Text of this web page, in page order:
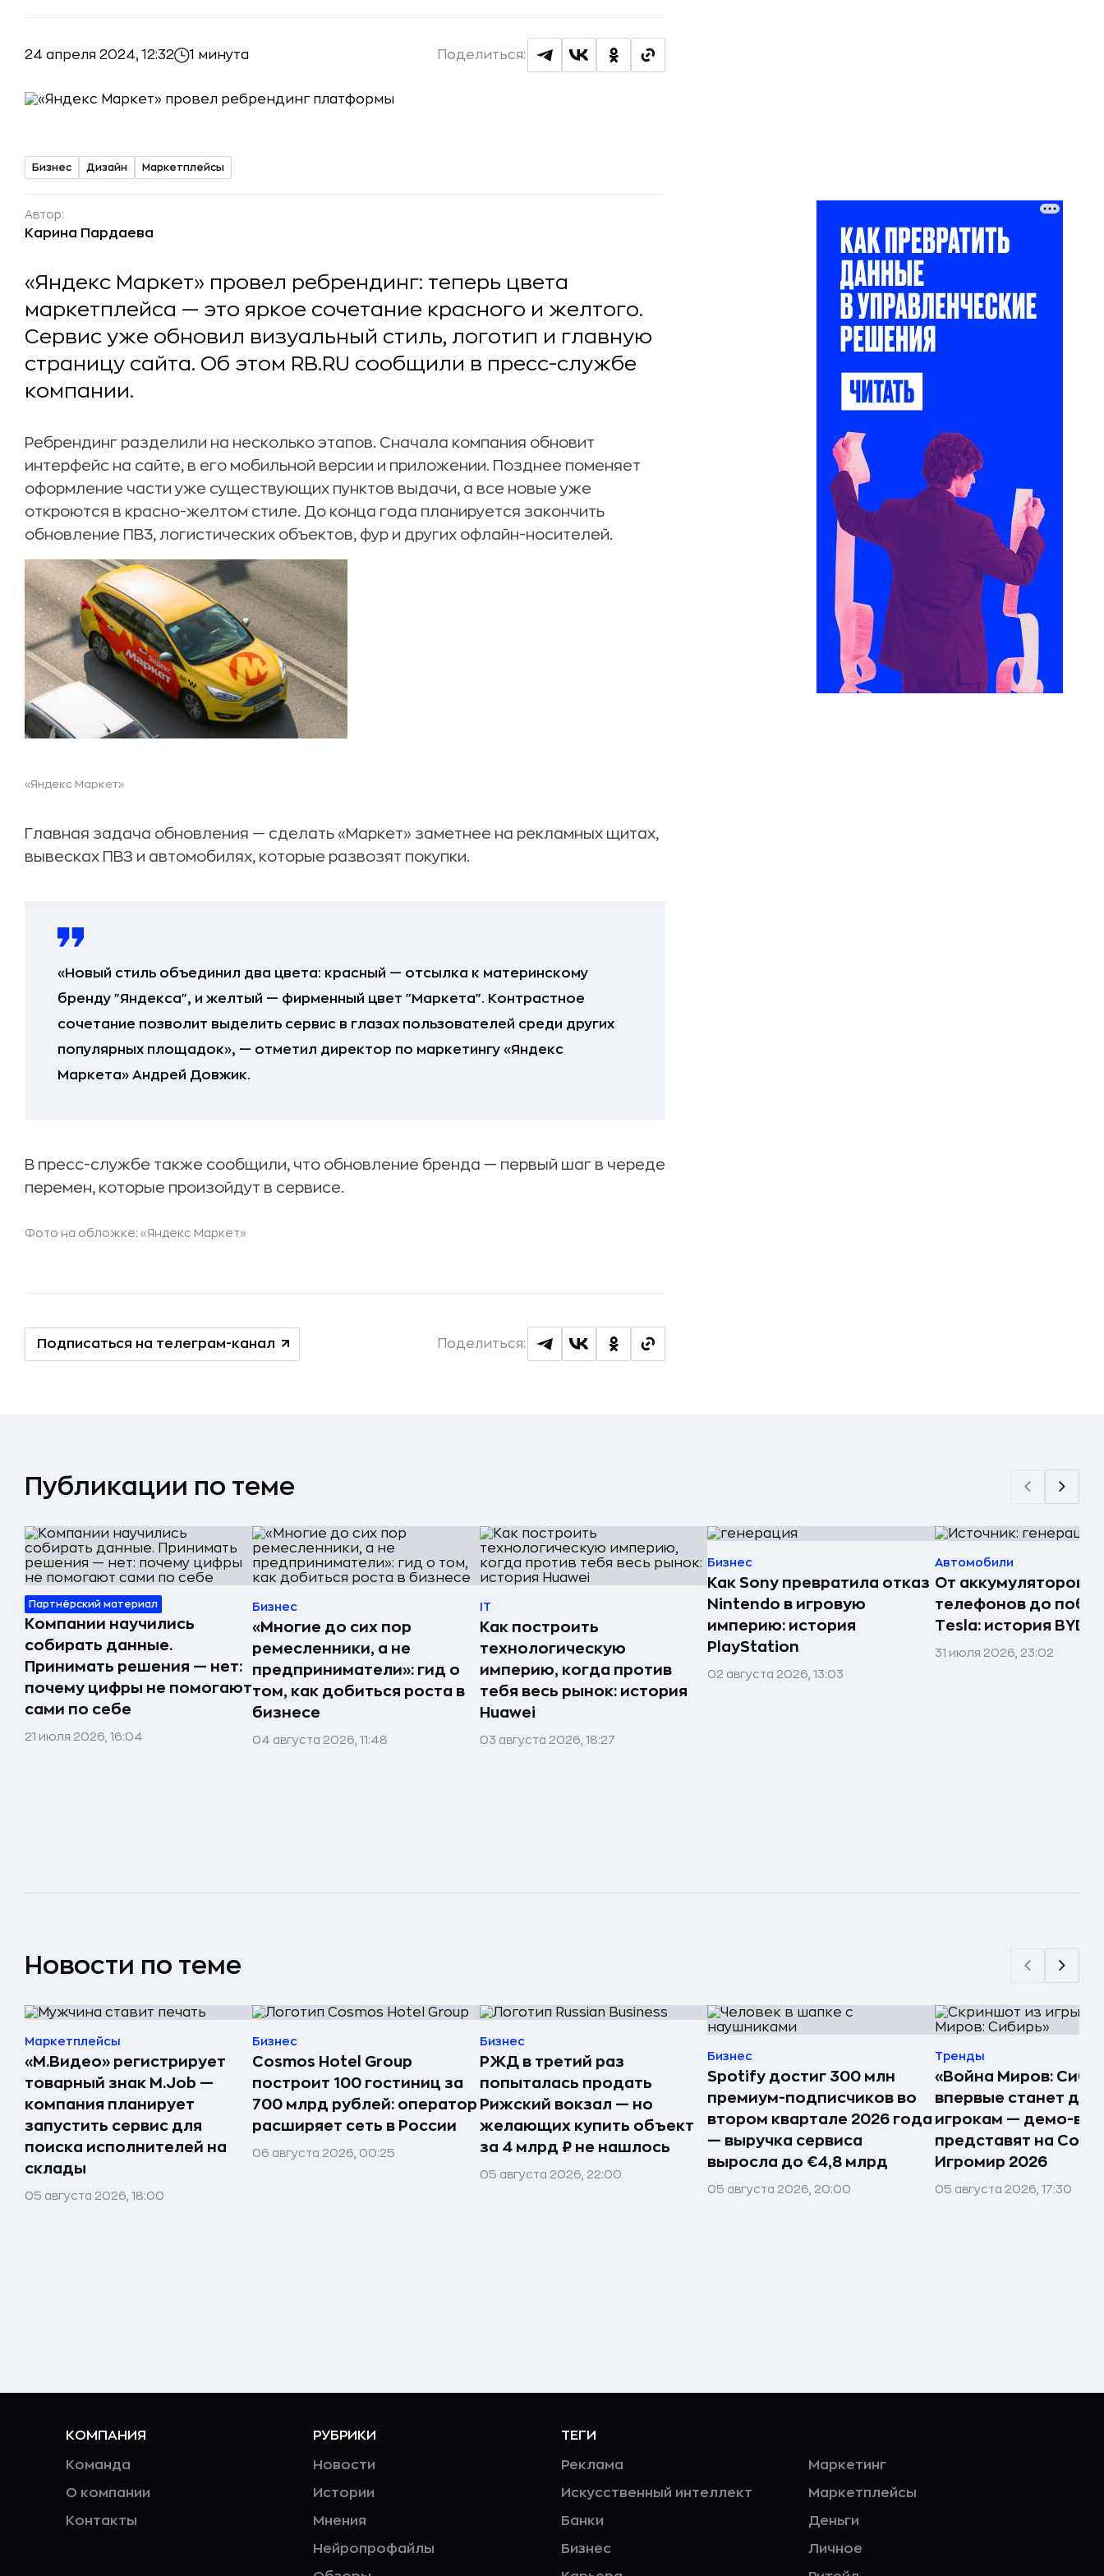
24 апреля 2024, 12:32 1 минута Поделиться:
Бизнес Дизайн Маркетплейсы
Автор:
Карина Пардаева
«Яндекс Маркет» провел ребрендинг: теперь цвета
маркетплейса — это яркое сочетание красного и желтого.
Сервис уже обновил визуальный стиль, логотип и главную
страницу сайта. Об этом RB.RU сообщили в пресс-службе
компании.
Ребрендинг разделили на несколько этапов. Сначала компания обновит
интерфейс на сайте, в его мобильной версии и приложении. Позднее поменяет
оформление части уже существующих пунктов выдачи, а все новые уже
откроются в красно-желтом стиле. До конца года планируется закончить
обновление ПВ3, логистических объектов, фур и других офлайн-носителей.
«Яндекс Маркет»
Главная задача обновления — сделать «Маркет» заметнее на рекламных щитах,
вывесках ПВЗ и автомобилях, которые развозят покупки.
«Новый стиль объединил два цвета: красный — отсылка к материнскому
бренду "Яндекса", и желтый — фирменный цвет "Маркета". Контрастное
сочетание позволит выделить сервис в глазах пользователей среди других
популярных площадок», — отметил директор по маркетингу «Яндекс
Маркета» Андрей Довжик.
В пресс-службе также сообщили, что обновление бренда — первый шаг в череде
перемен, которые произойдут в сервисе.
Фото на обложке: «Яндекс Маркет»
Подписаться на телеграм-канал Поделиться:
Публикации по теме
Партнёрский материал
Компании научились
собирать данные.
Принимать решения — нет:
почему цифры не помогают
сами по себе
21 июля 2026, 16:04
Бизнес
«Многие до сих пор
ремесленники, а не
предприниматели»: гид о
том, как добиться роста в
бизнесе
04 августа 2026, 11:48
IT
Как построить
технологическую
империю, когда против
тебя весь рынок: история
Huawei
03 августа 2026, 18:27
Бизнес
Как Sony превратила отказ
Nintendo в игровую
империю: история
PlayStation
02 августа 2026, 13:03
Автомобили
От аккумуляторов
телефонов до
Tesla: история BYD
31 июля 2026, 23:02
Новости по теме
Маркетплейсы
«М.Видео» регистрирует
товарный знак M.Job —
компания планирует
запустить сервис для
поиска исполнителей на
склады
05 августа 2026, 18:00
Бизнес
Cosmos Hotel Group
построит 100 гостиниц за
700 млрд рублей: оператор
расширяет сеть в России
06 августа 2026, 00:25
Бизнес
РЖД в третий раз
попыталась продать
Рижский вокзал — но
желающих купить объект
за 4 млрд ₽ не нашлось
05 августа 2026, 22:00
Бизнес
Spotify достиг 300 млн
премиум-подписчиков во
втором квартале 2026 года
— выручка сервиса
выросла до €4,8 млрд
05 августа 2026, 20:00
Тренды
«Война Миров:
впервые станет
игрокам — демо-
представят на
Игромир 2026
05 августа 2026, 17:30
КОМПАНИЯ
Команда
О компании
Контакты
РУБРИКИ
Новости
Истории
Мнения
Нейропрофайлы
ТЕГИ
Реклама
Искусственный интеллект
Банки
Бизнес
Маркетинг
Маркетплейсы
Деньги
Личное